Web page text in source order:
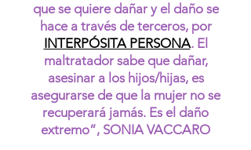
que se quiere dañar y el daño se
hace a través de terceros, por
INTERPÓSITA PERSONA. El
maltratador sabe que dañar,
asesinar a los hijos/hijas, es
asegurarse de que la mujer no se
recuperará jamás. Es el daño
extremo”, SONIA VACCARO